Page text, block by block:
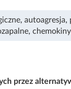
, autoagresja,
,
przez